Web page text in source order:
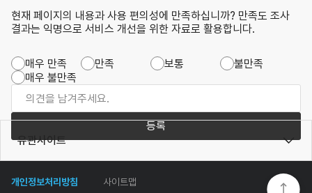
현재 페이지의 내용과 사용 편의성에 만족하십니까? 만족도 조사
결과는 익명으로 서비스 개선을 위한 자료로 활용합니다.
매우 만족 만족 보통
불만족
매우 불만족
등록
개인정보처리방침 사이트맵
유관사이트